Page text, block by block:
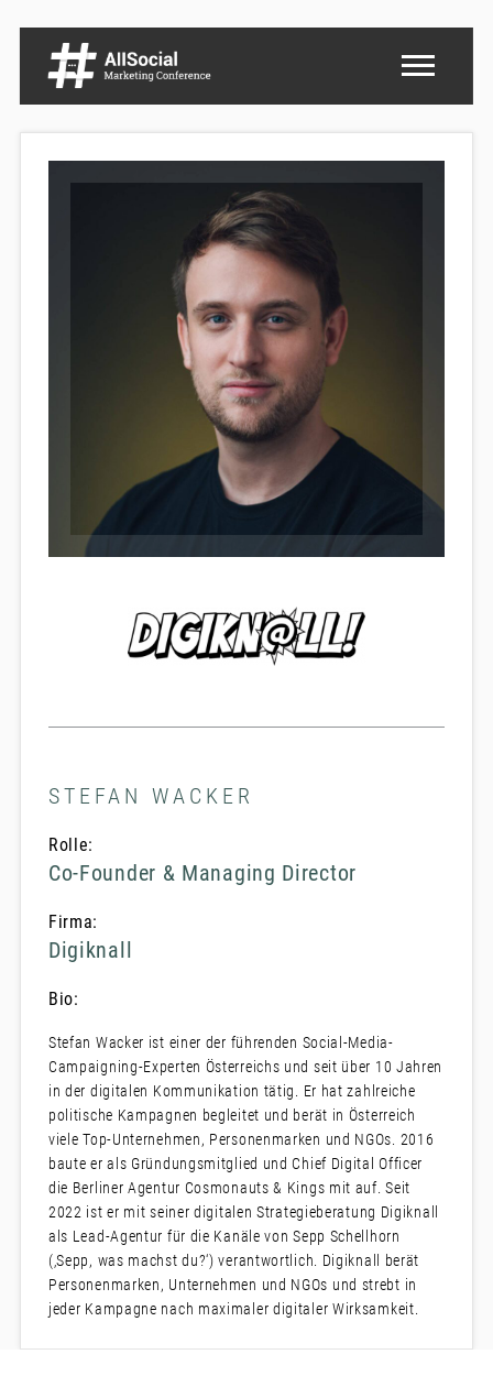
STEFAN WACKER
Rolle:
Co-Founder & Managing Director
Firma:
Digiknall
Bio:
Stefan Wacker ist einer der führenden Social-Media-
Campaigning-Experten Österreichs und seit über 10 Jahren
in der digitalen Kommunikation tätig. Er hat zahlreiche
politische Kampagnen begleitet und berät in Österreich
viele Top-Unternehmen, Personenmarken und NGOs. 2016
baute er als Gründungsmitglied und Chief Digital Officer
die Berliner Agentur Cosmonauts & Kings mit auf. Seit
2022 ist er mit seiner digitalen Strategieberatung Digiknall
als Lead-Agentur für die Kanäle von Sepp Schellhorn
(‚Sepp, was machst du?‘) verantwortlich. Digiknall berät
Personenmarken, Unternehmen und NGOs und strebt in
jeder Kampagne nach maximaler digitaler Wirksamkeit.